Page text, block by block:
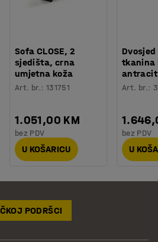
Sofa CLOSE, 2
sjedišta, crna
umjetna koža
Art. br.: 131751
1.051,00 KM
bez PDV
U KOŠARICU
Dvosjed
tkanina
antracit
Art. br.:
bez PDV
U
PODRŠCI